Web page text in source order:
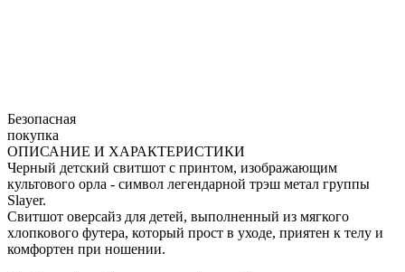
Безопасная
покупка
ОПИСАНИЕ И ХАРАКТЕРИСТИКИ
Черный детский свитшот с принтом, изображающим
культового орла - символ легендарной трэш метал группы
Slayer.
Свитшот оверсайз для детей, выполненный из мягкого
хлопкового футера, который прост в уходе, приятен к телу и
комфортен при ношении.